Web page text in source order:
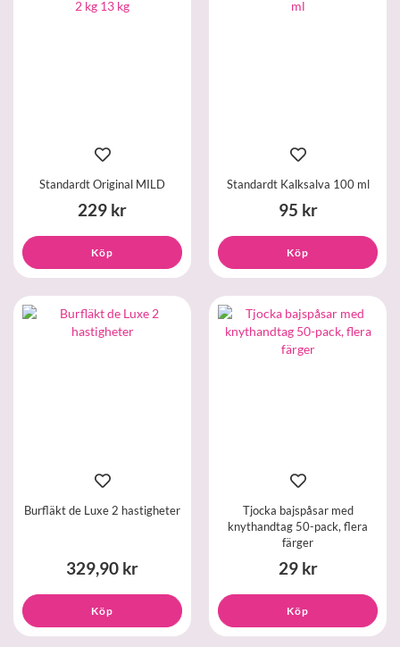
Standardt Original MILD
229 kr
Köp
Standardt Kalksalva 100 ml
95 kr
Köp
Burfläkt de Luxe 2 hastigheter
329,90 kr
Köp
Tjocka bajspåsar med
knythandtag 50-pack, flera
färger
29 kr
Köp